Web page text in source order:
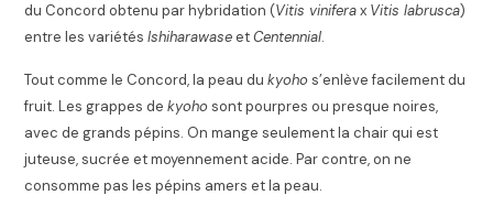
du Concord obtenu par hybridation (Vitis viniferax Vitis labrusca)
entre les variétésIshiharawaseetCentennial.
Tout comme le Concord, la peau dukyoho s’enlève facilement du
fruit. Les grappes dekyoho sont pourpres ou presque noires,
avec de grands pépins. On mange seulement la chair qui est
juteuse, sucrée et moyennement acide. Par contre, on ne
consomme pas les pépins amers et la peau.